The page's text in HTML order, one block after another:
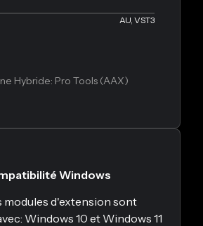
AU, VST3
Hybride: Pro Tools (AAX)
Windows
modules d'extension sont
Windows 10 et Windows 11